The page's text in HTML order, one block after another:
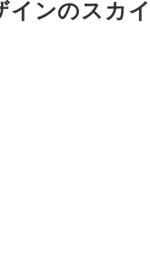
インのスカ